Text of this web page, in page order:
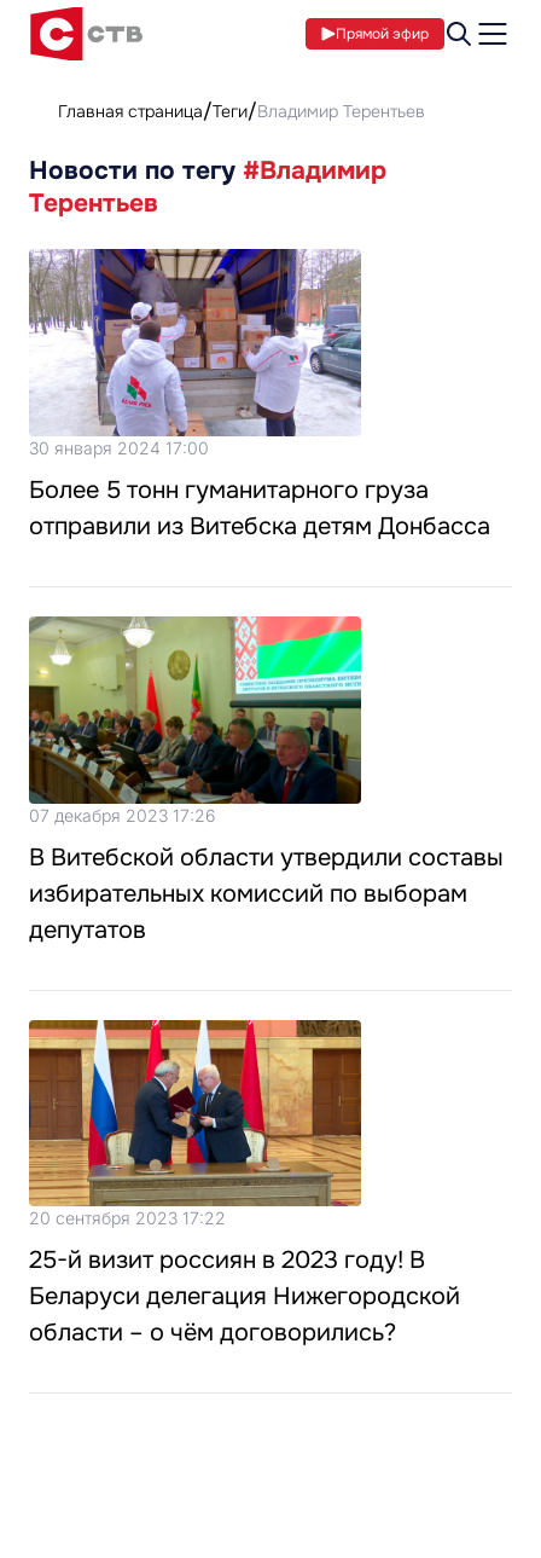
Прямой эфир
Главная страница Теги Владимир Терентьев
Новости по тегу #Владимир
Терентьев
30 января 2024 17:00
Более 5 тонн гуманитарного груза
отправили из Витебска детям Донбасса
07 декабря 2023 17:26
В Витебской области утвердили составы
избирательных комиссий по выборам
депутатов
20 сентября 2023 17:22
25-й визит россиян в 2023 году! В
Беларуси делегация Нижегородской
области – о чём договорились?